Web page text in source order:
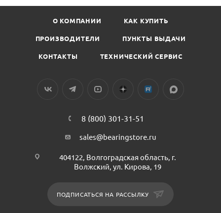
О КОМПАНИИ КАК КУПИТЬ
ПРОИЗВОДИТЕЛИ ПУНКТЫ ВЫДАЧИ
КОНТАКТЫ ТЕХНИЧЕСКИЙ СЕРВИС
8 (800) 301-31-51
sales@bearingstore.ru
404122, Волгоградская область, г.
Волжский, ул. Кирова, 19
ПОДПИСАТЬСЯ НА РАССЫЛКУ